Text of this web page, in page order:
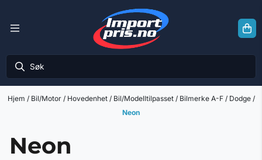
Hjem / Bil/Motor / Hovedenhet / Bil/Modelltilpasset / Bilmerke A-F / Dodge /
Neon
Neon